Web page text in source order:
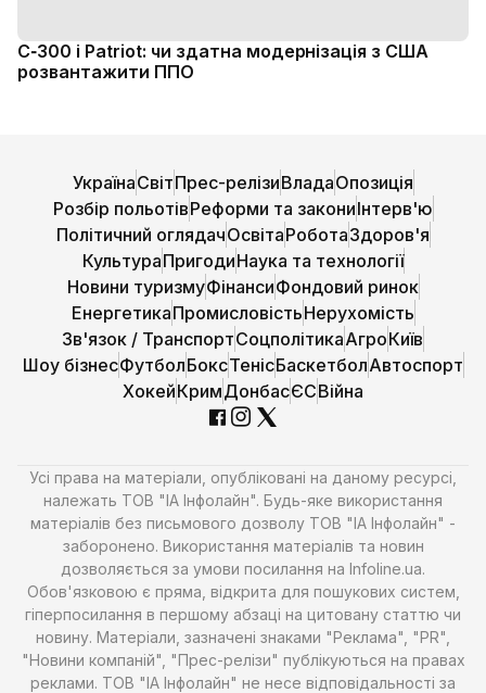
С‑300 і Patriot: чи здатна модернізація з США
розвантажити ППО
УкраїнаСвітПрес-релізиВладаОпозиція
Розбір польотівРеформи та закониІнтерв'ю
Політичний оглядачОсвітаРоботаЗдоров'я
КультураПригодиНаука та технології
Новини туризмуФінансиФондовий ринок
ЕнергетикаПромисловістьНерухомість
Зв'язок / ТранспортСоцполітикаАгроКиїв
Шоу бізнесФутболБоксТенісБаскетболАвтоспорт
ХокейКримДонбасЄСВійна
Усі права на матеріали, опубліковані на даному ресурсі,
належать ТОВ "ІА Інфолайн". Будь-яке використання
матеріалів без письмового дозволу ТОВ "ІА Інфолайн" -
заборонено. Використання матеріалів та новин
дозволяється за умови посилання на Infoline.ua.
Обов'язковою є пряма, відкрита для пошукових систем,
гіперпосилання в першому абзаці на цитовану статтю чи
новину. Матеріали, зазначені знаками "Реклама", "PR",
"Новини компаній", "Прес-релізи" публікуються на правах
реклами. ТОВ "ІА Інфолайн" не несе відповідальності за